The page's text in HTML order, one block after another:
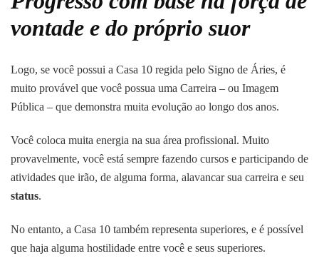
vontade e do próprio suor
Logo, se você possui a Casa 10 regida pelo Signo de Áries, é
muito provável que você possua uma Carreira – ou Imagem
Pública – que demonstra muita evolução ao longo dos anos.
Você coloca muita energia na sua área profissional. Muito
provavelmente, você está sempre fazendo cursos e participando de
atividades que irão, de alguma forma, alavancar sua carreira e seu
status.
No entanto, a Casa 10 também representa superiores, e é possível
que haja alguma hostilidade entre você e seus superiores.